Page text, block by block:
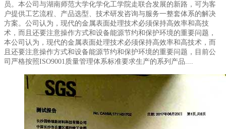
员。本公司与湖南师范大学化学化工学院走联合发展的新路，可为客
户提供工艺流程、产品选型、技术研发咨询与服务一整套体系的解决
方案。公司认为，现代的金属表面处理技术必须保持高效率和高技
术，而且还要注意操作方式和设备能源节约和保护环境的重要问题，
本公司认为，现代的金属表面处理技术必须保持高效率和高技术，而
且还要注意操作方式和设备能源节约和保护环境的重要问题，目前公
司严格按照ISO9001质量管理体系标准要求生产的系列产品....